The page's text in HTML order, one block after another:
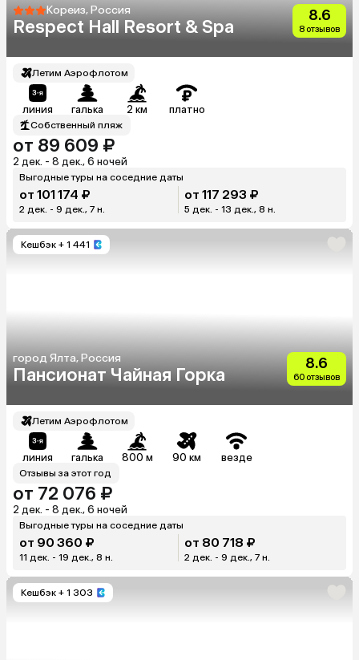
Кореиз, Россия
Respect Hall Resort & Spa
8.6
8 отзывов
Летим Аэрофлотом
линия галька 2 км платно
Собственный пляж
от 89 609 ₽
2 дек. - 8 дек., 6 ночей
Выгодные туры на соседние даты
от 101 174 ₽
2 дек. - 9 дек., 7 н.
от 117 293 ₽
5 дек. - 13 дек., 8 н.
Кешбэк + 1 441
город Ялта, Россия
Пансионат Чайная Горка
8.6
60 отзывов
Летим Аэрофлотом
линия галька 800 м 90 км везде
Отзывы за этот год
от 72 076 ₽
2 дек. - 8 дек., 6 ночей
Выгодные туры на соседние даты
от 90 360 ₽
11 дек. - 19 дек., 8 н.
от 80 718 ₽
2 дек. - 9 дек., 7 н.
Кешбэк + 1 303